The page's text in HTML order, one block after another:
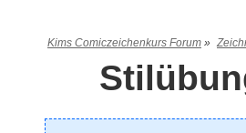
Kims Comiczeichenkurs Forum »